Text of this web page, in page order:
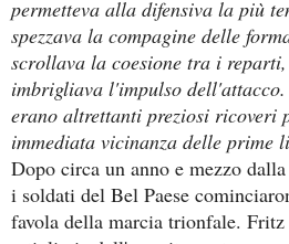
permetteva alla difensiva la più
spezzava la compagine delle
scrollava la coesione tra i
imbrigliava l'impulso
erano altrettanti preziosi ricoveri
immediata vicinanza delle prime
Dopo circa un anno e mezzo
i soldati del Bel Paese
favola della marcia trionfale. Fritz